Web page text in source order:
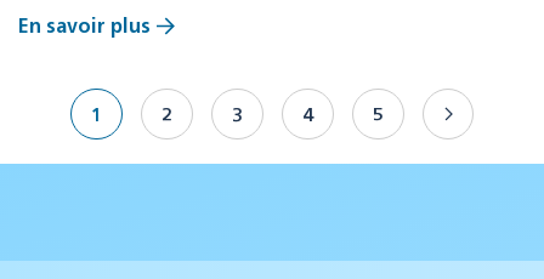
En savoir plus
1 2 3 4 5